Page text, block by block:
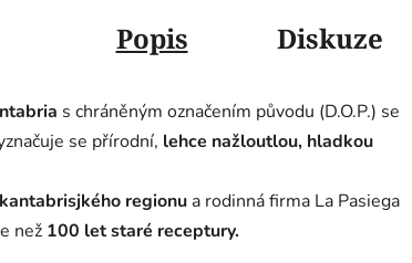
Popis Diskuze
s chráněným označením původu (D.O.P.) se
se přírodní, lehce nažloutlou, hladkou
regionu a rodinná firma La Pasiega
než 100 let staré receptury.